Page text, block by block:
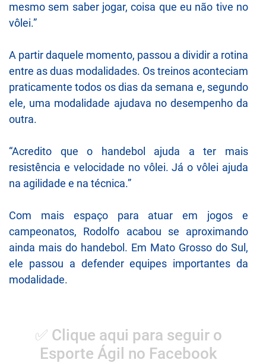
mesmo sem saber jogar, coisa que eu não tive no
vôlei.”
A partir daquele momento, passou a dividir a rotina
entre as duas modalidades. Os treinos aconteciam
praticamente todos os dias da semana e, segundo
ele, uma modalidade ajudava no desempenho da
outra.
“Acredito que o handebol ajuda a ter mais
resistência e velocidade no vôlei. Já o vôlei ajuda
na agilidade e na técnica.”
Com mais espaço para atuar em jogos e
campeonatos, Rodolfo acabou se aproximando
ainda mais do handebol. Em Mato Grosso do Sul,
ele passou a defender equipes importantes da
modalidade.
✅ Clique aqui para seguir o
Esporte Ágil no Facebook